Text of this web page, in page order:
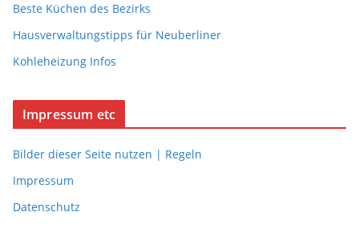
Beste Küchen des Bezirks
Hausverwaltungstipps für Neuberliner
Kohleheizung Infos
Impressum etc
Bilder dieser Seite nutzen | Regeln
Impressum
Datenschutz